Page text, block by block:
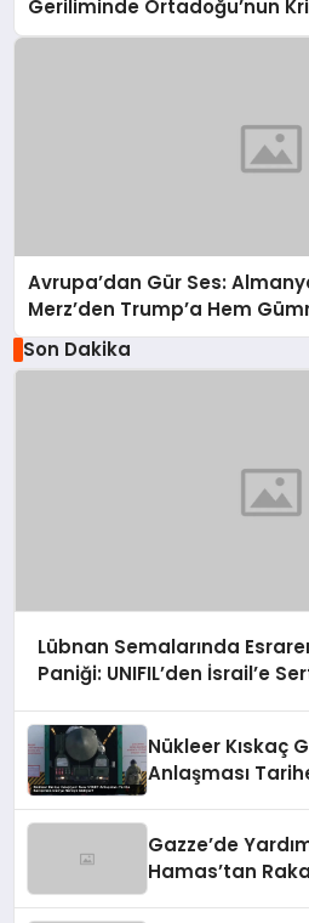
Geriliminde Ortadoğu’nun
Avrupa’dan Gür Ses:
Merz’den Trump’a Hem
Uyarısı!
Son Dakika
Lübnan Semalarında
Paniği: UNIFIL’den İsrail’e
Nükleer Kıskaç
Anlaşması
Gazze’de
Hamas’tan